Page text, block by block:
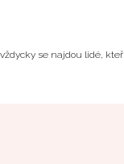
se najdou lidé,